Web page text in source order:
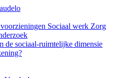
Sociaal werk Zorg
de sociaal-ruimtelijke dimensie